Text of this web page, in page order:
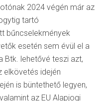
2024 végén már az
tartó
bűncselekmények
esetén sem évül el a
Btk. lehetővé teszi azt,
elkövetés idején
is büntethető legyen,
az EU Alapjogi